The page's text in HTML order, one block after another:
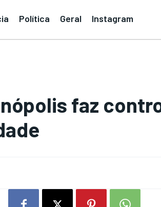
Política Geral Instagram
faz